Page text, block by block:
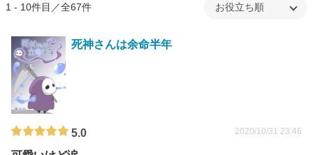
1 - 10件目／全67件
死神さんは余命半年
5.0 2020/10/31 23:46